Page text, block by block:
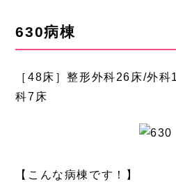
630病棟
［48床］整形外科26床/外
科7床
【こんな病棟です！】